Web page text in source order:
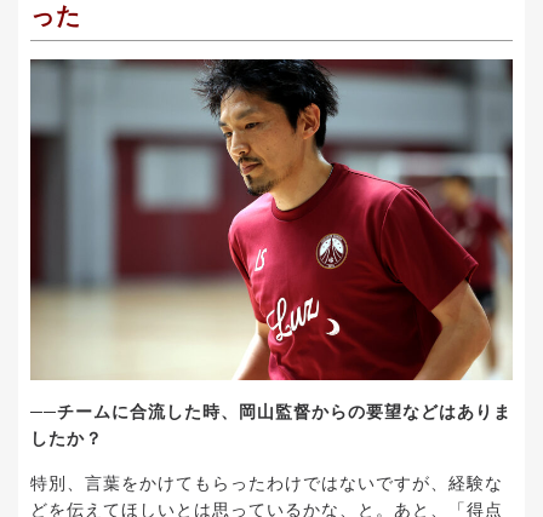
った
──チームに合流した時、岡山監督からの要望などはありま
したか？
特別、言葉をかけてもらったわけではないですが、経験な
どを伝えてほしいとは思っているかな、と。あと、「得点